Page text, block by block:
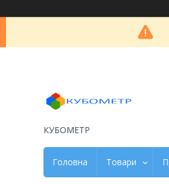
КУБОМЕТР
Головна Товари